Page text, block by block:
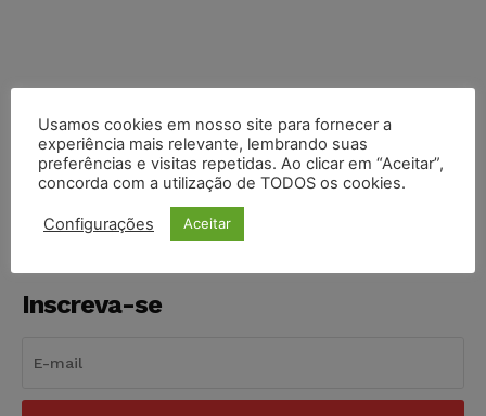
COMPARTILHE
Inscreva-se
Usamos cookies em nosso site para fornecer a
experiência mais relevante, lembrando suas
preferências e visitas repetidas. Ao clicar em “Aceitar”,
concorda com a utilização de TODOS os cookies.
Configurações Aceitar